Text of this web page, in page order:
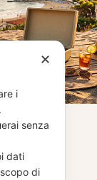
✕
i
senza
dati
di